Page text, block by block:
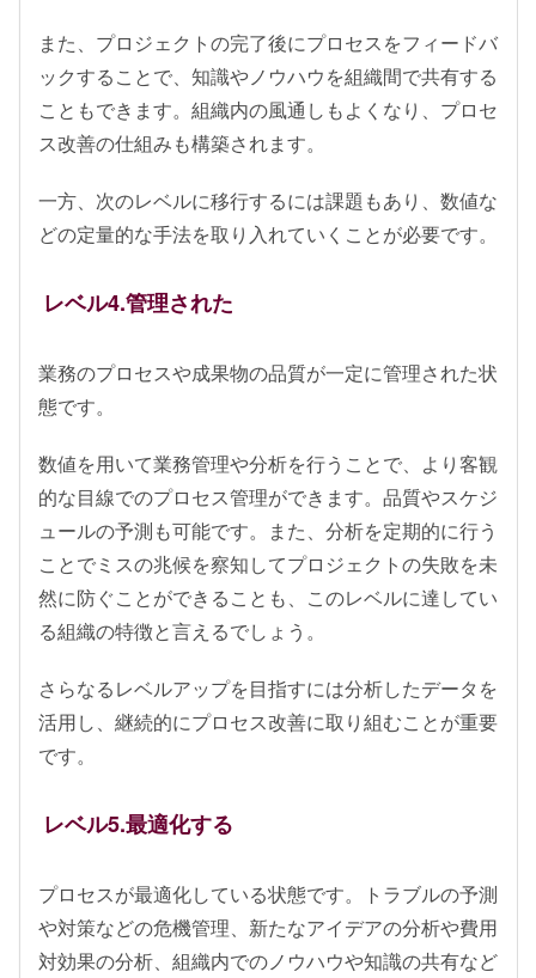
また、プロジェクトの完了後にプロセスをフィードバ
ックすることで、知識やノウハウを組織間で共有する
こともできます。組織内の風通しもよくなり、プロセ
ス改善の仕組みも構築されます。
一方、次のレベルに移行するには課題もあり、数値な
どの定量的な手法を取り入れていくことが必要です。
レベル4.管理された
業務のプロセスや成果物の品質が一定に管理された状
態です。
数値を用いて業務管理や分析を行うことで、より客観
的な目線でのプロセス管理ができます。品質やスケジ
ュールの予測も可能です。また、分析を定期的に行う
ことでミスの兆候を察知してプロジェクトの失敗を未
然に防ぐことができることも、このレベルに達してい
る組織の特徴と言えるでしょう。
さらなるレベルアップを目指すには分析したデータを
活用し、継続的にプロセス改善に取り組むことが重要
です。
レベル5.最適化する
プロセスが最適化している状態です。トラブルの予測
や対策などの危機管理、新たなアイデアの分析や費用
対効果の分析、組織内でのノウハウや知識の共有など